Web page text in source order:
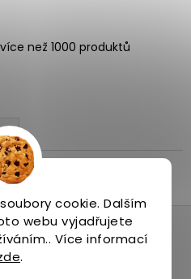
cookie. Dalším
webu vyjadřujete
Více informací
.
než 1000 produktů
či slevy!